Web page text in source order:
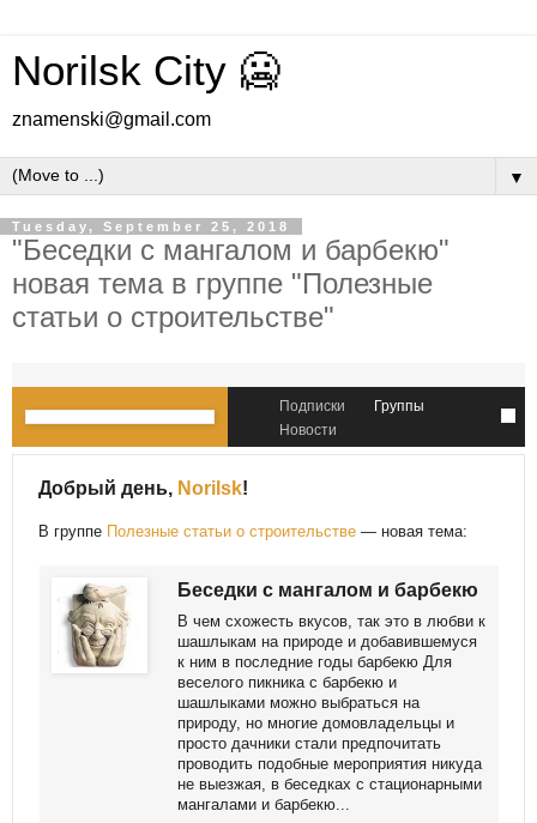
Norilsk City 🥶
znamenski@gmail.com
▼
Tuesday, September 25, 2018
"Беседки с мангалом и барбекю"
новая тема в группе "Полезные
статьи о строительстве"
Подписки
Группы
Новости
Добрый день, Norilsk!
В группе Полезные статьи о строительстве — новая тема:
Беседки с мангалом и барбекю
В чем схожесть вкусов, так это в любви к
шашлыкам на природе и добавившемуся
к ним в последние годы барбекю Для
веселого пикника с барбекю и
шашлыками можно выбраться на
природу, но многие домовладельцы и
просто дачники стали предпочитать
проводить подобные мероприятия никуда
не выезжая, в беседках с стационарными
мангалами и барбекю...